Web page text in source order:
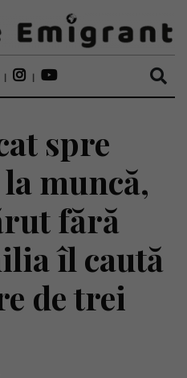
spre
muncă,
fără
îl caută
de trei